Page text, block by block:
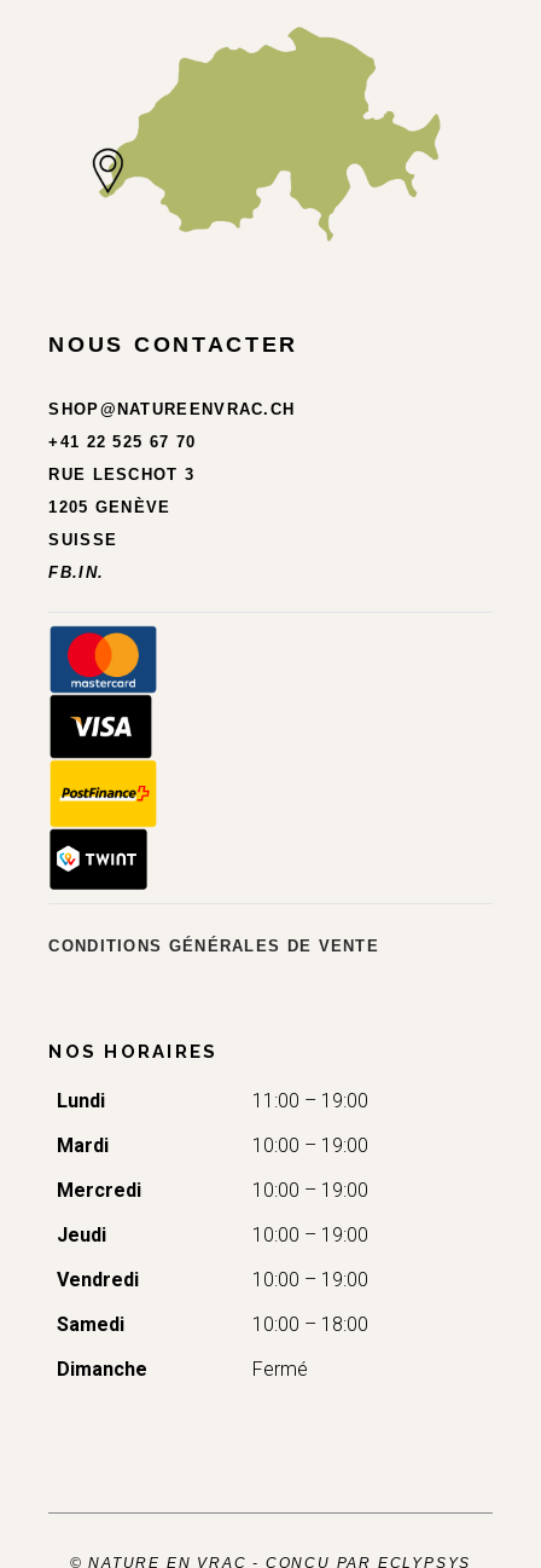
NOUS CONTACTER
SHOP@NATUREENVRAC.CH
+41 22 525 67 70
RUE LESCHOT 3
1205 GENÈVE
SUISSE
FB.IN.
CONDITIONS GÉNÉRALES DE VENTE
NOS HORAIRES
Lundi
11:00 – 19:00
Mardi
10:00 – 19:00
Mercredi
10:00 – 19:00
Jeudi
10:00 – 19:00
Vendredi
10:00 – 19:00
Samedi
10:00 – 18:00
Dimanche
Fermé
© NATURE EN VRAC - CONÇU PAR ECLYPSYS